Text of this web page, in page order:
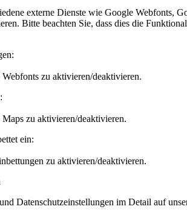
externe Dienste wie Google Webfonts,
Bitte beachten Sie, dass dies die
zu aktivieren/deaktivieren.
zu aktivieren/deaktivieren.
ein:
zu aktivieren/deaktivieren.
Datenschutzeinstellungen im Detail auf